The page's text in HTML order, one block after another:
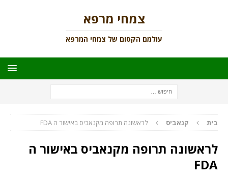
צמחי מרפא
עולמם הקסום של צמחי המרפא
בית קנאביס לראשונה תרופה מקנאביס באישור ה FDA
לראשונה תרופה מקנאביס באישור ה
FDA